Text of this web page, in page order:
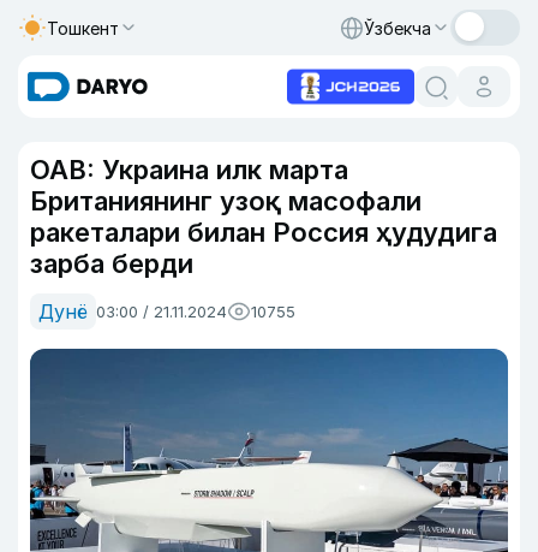
Тошкент Ўзбекча
ОАВ: Украина илк марта
Британиянинг узоқ масофали
ракеталари билан Россия ҳудудига
зарба берди
Дунё 03:00 / 21.11.2024 10755